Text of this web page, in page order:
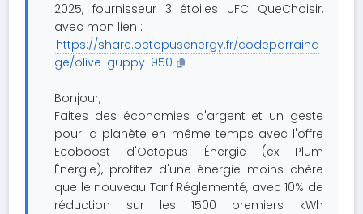
2025, fournisseur 3 étoiles UFC QueChoisir,
avec mon lien :
https://share.octopusenergy.fr/codeparraina
ge/olive-guppy-950
Bonjour,
Faites des économies d'argent et un geste
pour la planète en même temps avec l'offre
Ecoboost d'Octopus Énergie (ex Plum
Énergie), profitez d'une énergie moins chère
que le nouveau Tarif Réglementé, avec 10% de
réduction sur les 1500 premiers kWh